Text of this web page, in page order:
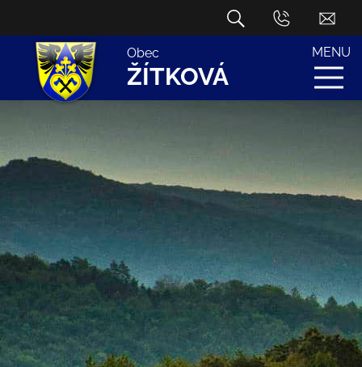
Obec
ŽÍTKOVÁ
MENU